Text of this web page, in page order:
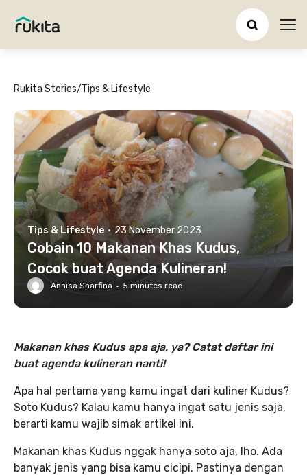
Rukita Stories/Tips & Lifestyle
Tips & Lifestyle · 23 November 2023
Cobain 10 Makanan Khas Kudus,
Cocok buat Agenda Kulineran!
Annisa Sharfina · 5 minutes read
Makanan khas Kudus apa aja, ya? Catat daftar ini
buat agenda kulineran nanti!
Apa hal pertama yang kamu ingat dari kuliner Kudus?
Soto Kudus? Kalau kamu hanya ingat satu jenis saja,
berarti kamu wajib simak artikel ini.
Makanan khas Kudus nggak hanya soto aja, lho. Ada
banyak jenis yang bisa kamu cicipi. Pastinya dengan